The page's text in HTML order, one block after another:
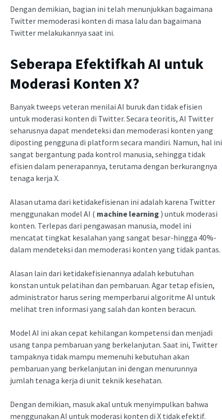
Dengan demikian, bagian ini telah menunjukkan bagaimana
Twitter memoderasi konten di masa lalu dan bagaimana
Twitter melakukannya saat ini.
Seberapa Efektifkah AI untuk
Moderasi Konten X?
Banyak tweeps veteran menilai AI buruk dan tidak efisien
untuk moderasi konten di Twitter. Secara teoritis, AI Twitter
seharusnya dapat mendeteksi dan memoderasi konten yang
diposting pengguna di platform secara mandiri. Namun, hal ini
sangat bergantung pada kontrol manusia, sehingga tidak
efisien dalam penerapannya, terutama dengan berkurangnya
tenaga kerja X.
Alasan utama dari ketidakefisienan ini adalah karena Twitter
menggunakan model AI ( machine learning ) untuk moderasi
konten. Terlepas dari pengawasan manusia, model ini
mencatat tingkat kesalahan yang sangat besar-hingga 40%-
dalam mendeteksi dan memoderasi konten yang tidak pantas.
Alasan lain dari ketidakefisienannya adalah kebutuhan
konstan untuk pelatihan dan pembaruan. Agar tetap efisien,
administrator harus sering memperbarui algoritme AI untuk
melihat tren informasi yang salah dan konten beracun.
Model AI ini akan cepat kehilangan kompetensi dan menjadi
usang tanpa pembaruan yang berkelanjutan. Saat ini, Twitter
tampaknya tidak mampu memenuhi kebutuhan akan
pembaruan yang berkelanjutan ini dengan menurunnya
jumlah tenaga kerja di unit teknik kesehatan.
Dengan demikian, masuk akal untuk menyimpulkan bahwa
menggunakan AI untuk moderasi konten di X tidak efektif.